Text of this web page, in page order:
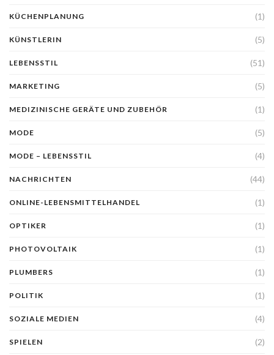
KÜCHENPLANUNG (1)
KÜNSTLERIN (5)
LEBENSSTIL (51)
MARKETING (5)
MEDIZINISCHE GERÄTE UND ZUBEHÖR (1)
MODE (5)
MODE – LEBENSSTIL (4)
NACHRICHTEN (44)
ONLINE-LEBENSMITTELHANDEL (1)
OPTIKER (1)
PHOTOVOLTAIK (1)
PLUMBERS (1)
POLITIK (1)
SOZIALE MEDIEN (4)
SPIELEN (2)